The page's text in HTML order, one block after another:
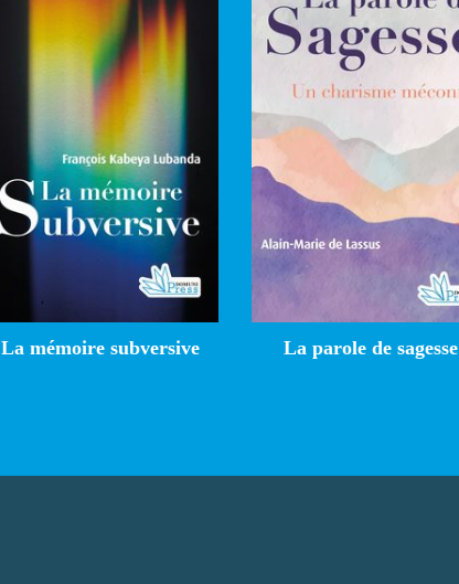
La mémoire subversive La parole de sagesse